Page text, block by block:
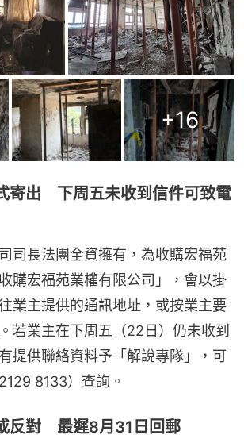
+16
寄出 下周五未收到信件可致電
司長法團全資擁有，為收購宏福苑
購宏福苑業權有限公司」，會以掛
業主提供的通訊地址，或按業主要
若業主在下周五（22日）仍未收到
提供聯絡資料予「解說專隊」，可
8133）查詢。
反對 最遲8月31日回郵